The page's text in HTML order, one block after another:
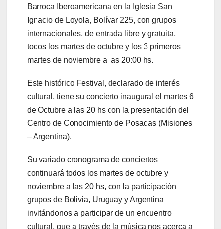
Barroca Iberoamericana en la Iglesia San
Ignacio de Loyola, Bolívar 225, con grupos
internacionales, de entrada libre y gratuita,
todos los martes de octubre y los 3 primeros
martes de noviembre a las 20:00 hs.
Este histórico Festival, declarado de interés
cultural, tiene su concierto inaugural el martes 6
de Octubre a las 20 hs con la presentación del
Centro de Conocimiento de Posadas (Misiones
– Argentina).
Su variado cronograma de conciertos
continuará todos los martes de octubre y
noviembre a las 20 hs, con la participación
grupos de Bolivia, Uruguay y Argentina
invitándonos a participar de un encuentro
cultural, que a través de la música nos acerca a